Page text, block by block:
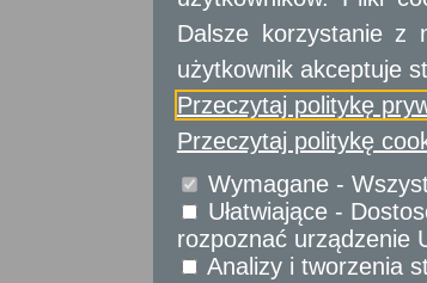
Sprawy komunikacyjne
Sprawy obywatelskie
Udostępnianie informacji
Urząd Stanu Cywilnego
Usługi
dla przedsiębiorców
Usługidla instytucji,
urzędów
Dalsze korzystanie z
użytkownik akceptuje
Przeczytaj politykę
Przeczytaj politykę
Wymagane -
Ułatwiające -
rozpoznać urządzenie
Analizy i tworzenia